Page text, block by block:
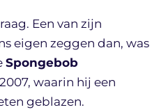
Een van zijn
eigen zeggen dan, was
Spongebob
waarin hij een
geblazen.